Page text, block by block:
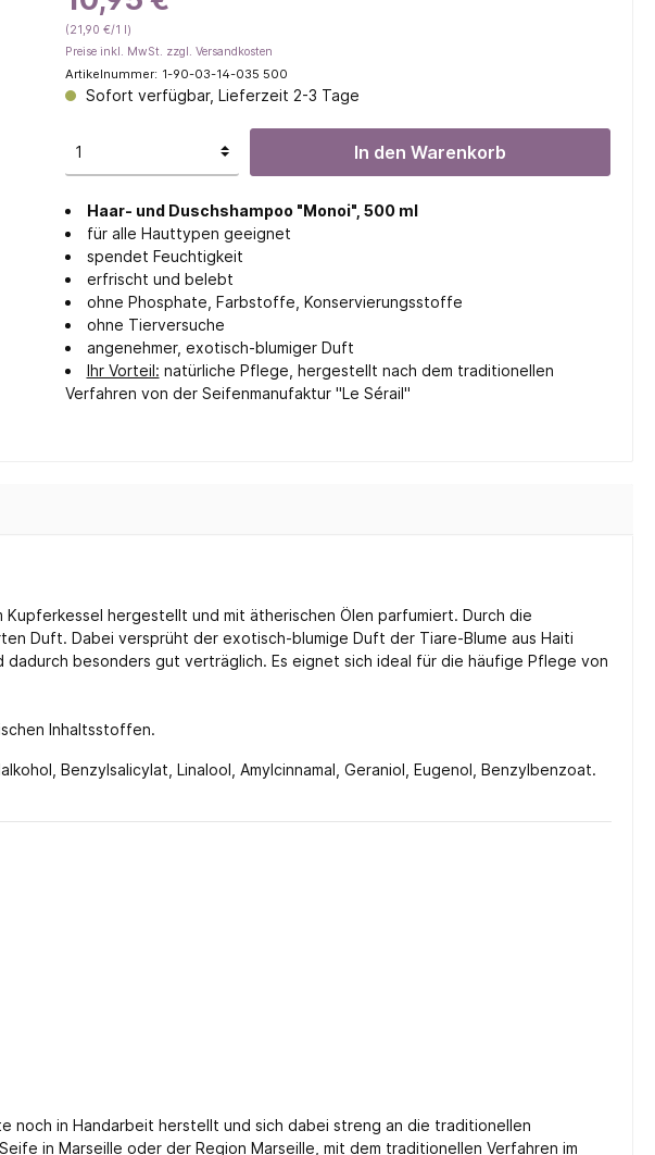
de Marseille
& Waschmittel
Manufakturseifen
mit Honig
(21,90 €/1 l)
Preise inkl. MwSt. zzgl. Versandkosten
Artikelnummer: 1-90-03-14-035 500
Sofort verfügbar, Lieferzeit 2-3 Tage
In den Warenkorb
Haar- und Duschshampoo "Monoi", 500 ml
für alle Hauttypen geeignet
spendet Feuchtigkeit
erfrischt und belebt
ohne Phosphate, Farbstoffe, Konservierungsstoffe
ohne Tierversuche
angenehmer, exotisch-blumiger Duft
Ihr Vorteil: natürliche Pflege, hergestellt nach dem traditionellen
Verfahren von der Seifenmanufaktur "Le Sérail"
hergestellt und mit ätherischen Ölen parfumiert. Durch die
Duft. Dabei versprüht der exotisch-blumige Duft der Tiare-Blume aus Haiti
besonders gut verträglich. Es eignet sich ideal für die häufige Pflege von
Inhaltsstoffen.
Benzylsalicylat, Linalool, Amylcinnamal, Geraniol, Eugenol, Benzylbenzoat.
noch in Handarbeit herstellt und sich dabei streng an die traditionellen
in Marseille oder der Region Marseille, mit dem traditionellen Verfahren im